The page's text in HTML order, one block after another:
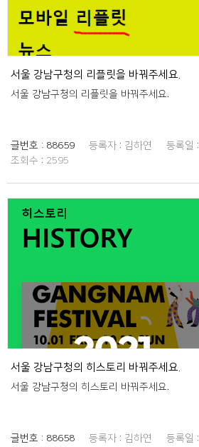
서울 강남구청의 리플릿을 바꿔주세요.
서울 강남구청의 리플릿을 바꿔주세요.
글번호 : 88659 등록자 : 김하연 등록일 :
조회수 : 2595
서울 강남구청의 히스토리 바꿔주세요.
서울 강남구청의 히스토리 바꿔주세요.
글번호 : 88658 등록자 : 김하연 등록일 :